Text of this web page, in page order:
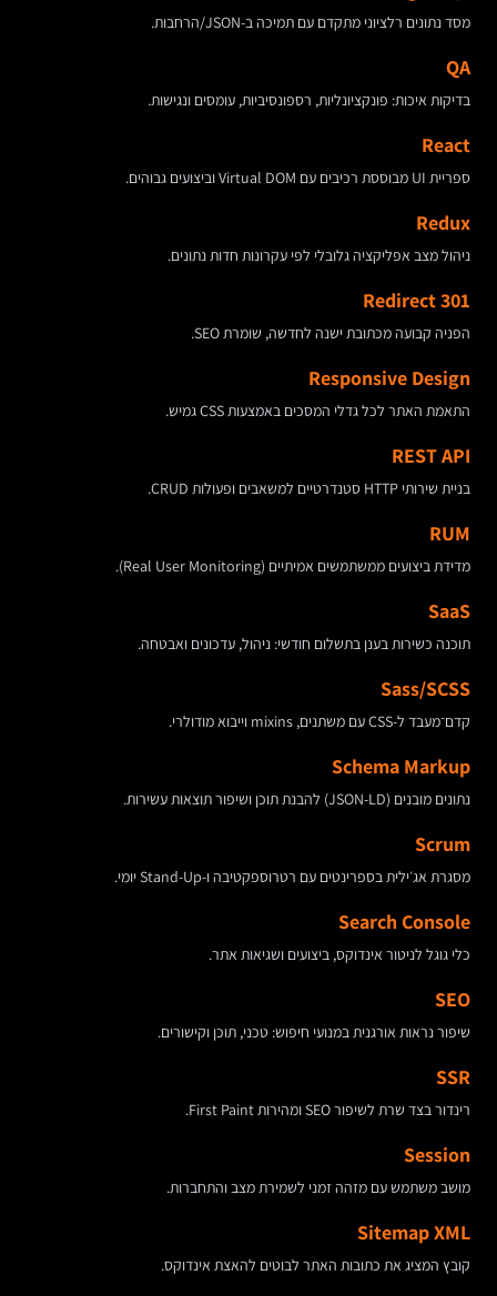
מסד נתונים רלציוני מתקדם עם תמיכה ב-JSON/הרחבות.
QA
בדיקות איכות: פונקציונליות, רספונסיביות, עומסים ונגישות.
React
ספריית UI מבוססת רכיבים עם Virtual DOM וביצועים גבוהים.
Redux
ניהול מצב אפליקציה גלובלי לפי עקרונות חדות נתונים.
Redirect 301
הפניה קבועה מכתובת ישנה לחדשה, שומרת SEO.
Responsive Design
התאמת האתר לכל גדלי המסכים באמצעות CSS גמיש.
REST API
בניית שירותי HTTP סטנדרטיים למשאבים ופעולות CRUD.
RUM
מדידת ביצועים ממשתמשים אמיתיים (Real User Monitoring).
SaaS
תוכנה כשירות בענן בתשלום חודשי: ניהול, עדכונים ואבטחה.
Sass/SCSS
קדם־מעבד ל-CSS עם משתנים, mixins וייבוא מודולרי.
Schema Markup
נתונים מובנים (JSON-LD) להבנת תוכן ושיפור תוצאות עשירות.
Scrum
מסגרת אג׳ילית בספרינטים עם רטרוספקטיבה ו-Stand-Up יומי.
Search Console
כלי גוגל לניטור אינדוקס, ביצועים ושגיאות אתר.
SEO
שיפור נראות אורגנית במנועי חיפוש: טכני, תוכן וקישורים.
SSR
רינדור בצד שרת לשיפור SEO ומהירות First Paint.
Session
מושב משתמש עם מזהה זמני לשמירת מצב והתחברות.
Sitemap XML
קובץ המציג את כתובות האתר לבוטים להאצת אינדוקס.